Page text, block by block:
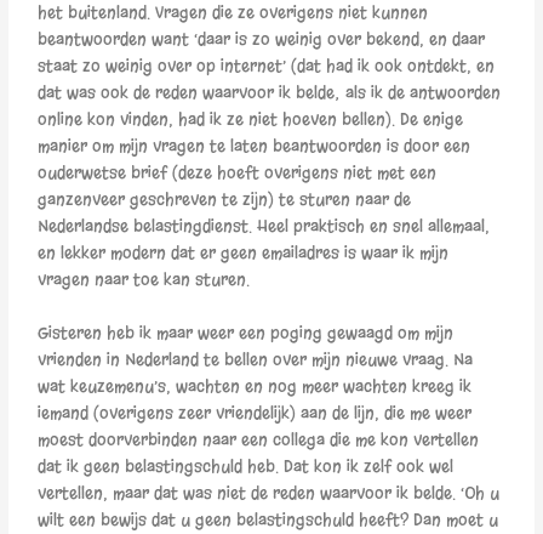
het buitenland. Vragen die ze overigens niet kunnen
beantwoorden want ‘daar is zo weinig over bekend, en daar
staat zo weinig over op internet’ (dat had ik ook ontdekt, en
dat was ook de reden waarvoor ik belde; als ik de antwoorden
online kon vinden, had ik ze niet hoeven bellen). De enige
manier om mijn vragen te laten beantwoorden is door een
ouderwetse brief (deze hoeft overigens niet met een
ganzenveer geschreven te zijn) te sturen naar de
Nederlandse belastingdienst. Heel praktisch en snel allemaal,
en lekker modern dat er geen emailadres is waar ik mijn
vragen naar toe kan sturen.
Gisteren heb ik maar weer een poging gewaagd om mijn
vrienden in Nederland te bellen over mijn nieuwe vraag. Na
wat keuzemenu’s, wachten en nog meer wachten kreeg ik
iemand (overigens zeer vriendelijk) aan de lijn, die me weer
moest doorverbinden naar een collega die me kon vertellen
dat ik geen belastingschuld heb. Dat kon ik zelf ook wel
vertellen, maar dat was niet de reden waarvoor ik belde. ‘Oh u
wilt een bewijs dat u geen belastingschuld heeft? Dan moet u